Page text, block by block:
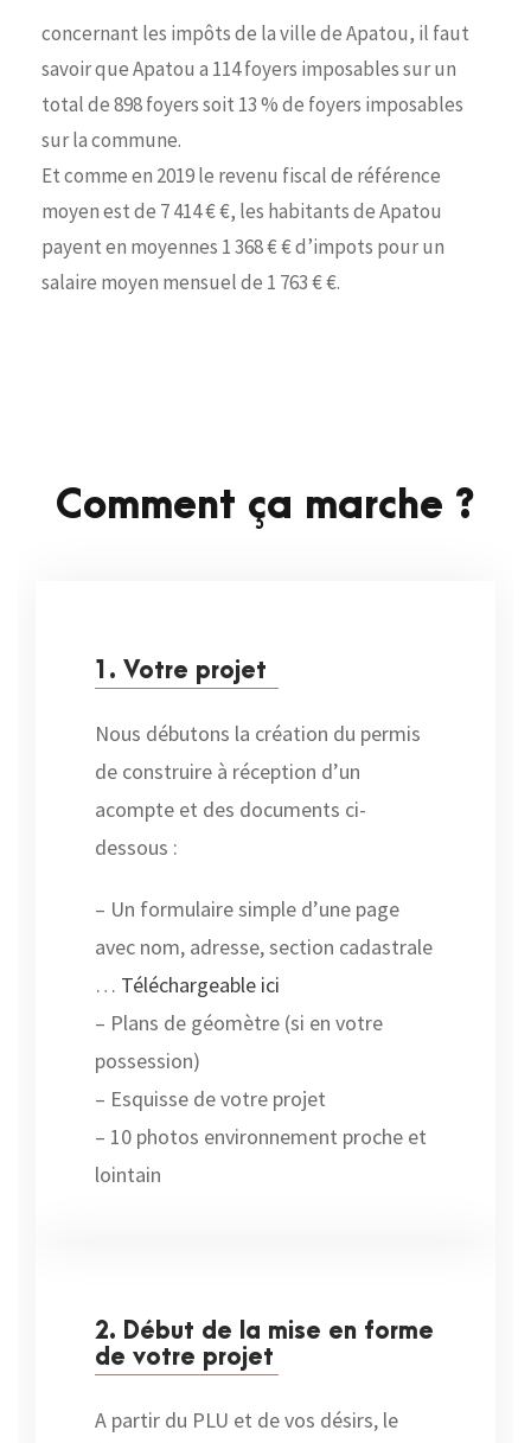
concernant les impôts de la ville de Apatou, il faut
savoir que Apatou a 114 foyers imposables sur un
total de 898 foyers soit 13 % de foyers imposables
sur la commune.
Et comme en 2019 le revenu fiscal de référence
moyen est de 7 414 € €, les habitants de Apatou
payent en moyennes 1 368 € € d’impots pour un
salaire moyen mensuel de 1 763 € €.
Comment ça marche ?
1. Votre projet
Nous débutons la création du permis
de construire à réception d’un
acompte et des documents ci-
dessous :
– Un formulaire simple d’une page
avec nom, adresse, section cadastrale
… Téléchargeable ici
– Plans de géomètre (si en votre
possession)
– Esquisse de votre projet
– 10 photos environnement proche et
lointain
2. Début de la mise en forme
de votre projet
A partir du PLU et de vos désirs, le